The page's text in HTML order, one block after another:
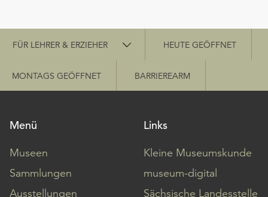
Schnellzugriff
FÜR LEHRER & ERZIEHER HEUTE GEÖFFNET
MONTAGS GEÖFFNET BARRIEREARM
Menü
Museen
Sammlungen
Ausstellungen
Links
Kleine Museumskunde
museum-digital
Sächsische Landesstelle